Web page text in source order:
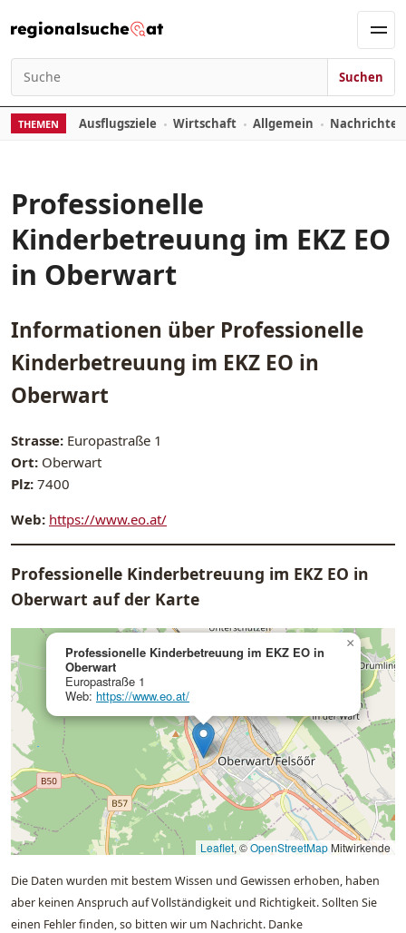
Suchen nach:
Suchen
THEMEN Ausflugsziele Wirtschaft Allgemein
Professionelle
Kinderbetreuung im EKZ EO
in Oberwart
Informationen über Professionelle
Kinderbetreuung im EKZ EO in
Oberwart
Strasse: Europastraße 1
Ort: Oberwart
Plz: 7400
Web: https://www.eo.at/
Professionelle Kinderbetreuung im EKZ EO in
Oberwart auf der Karte
Professionelle Kinderbetreuung im EKZ EO in
Oberwart
Europastraße 1
Web: https://www.eo.at/
×
Leaflet, ©OpenStreetMap Mitwirkende
Die Daten wurden mit bestem Wissen und Gewissen erhoben, haben
aber keinen Anspruch auf Vollständigkeit und Richtigkeit. Sollten Sie
einen Fehler finden, so bitten wir um Nachricht. Danke